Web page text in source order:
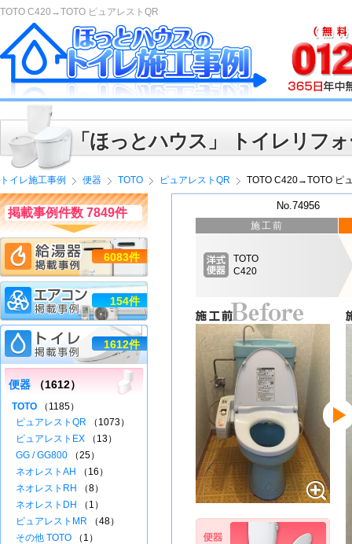
TOTO C420→TOTO ピュアレストQR
「ほっとハウス」 トイレリフ
トイレ施工事例 便器 TOTO ピュアレストQR TOTO C420→TOTO ピ
No.74956
施工前
TOTO
C420
掲載事例件数 7849件
6083件
154件
1612件
便器 （1612）
TOTO （1185）
ピュアレストQR （1073）
ピュアレストEX （13）
GG / GG800 （25）
ネオレストAH
（16）
ネオレストRH
（8）
ネオレストDH
（1）
ピュアレストMR （48）
その他 TOTO （1）